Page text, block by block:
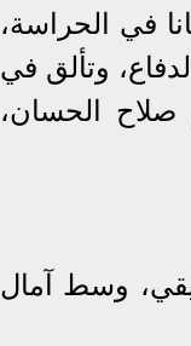
في الحراسة،
وتألق في
صلاح الحسان،
وسط آمال